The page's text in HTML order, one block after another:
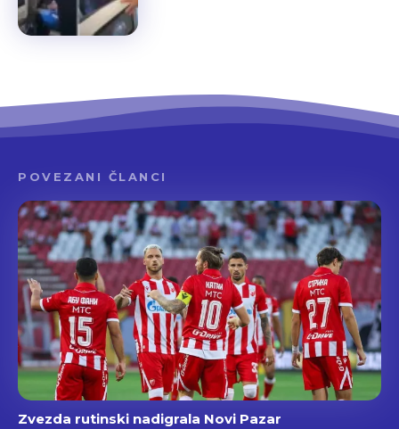
POVEZANI ČLANCI
Zvezda rutinski nadigrala Novi Pazar